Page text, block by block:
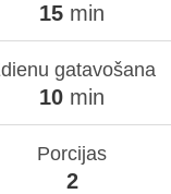
15 min
gatavošana
10 min
Porcijas
2